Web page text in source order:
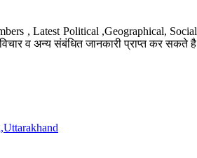
, Latest Political ,Geographical,
व अन्य संबंधित जानकारी प्राप्त कर सकते